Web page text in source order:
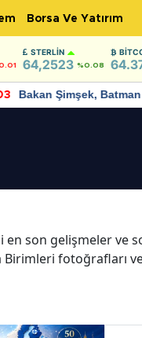
Borsa Ve Yatırım
STERLIN
64,2523 %0.08
Bakan Şimşek, Batman
için umut verici
en son gelişmeler ve
fotoğrafları